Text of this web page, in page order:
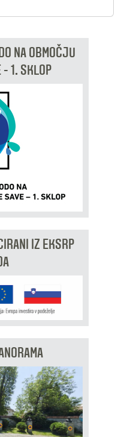
NA OBMOČJU
1. SKLOP
IZ EKSRP